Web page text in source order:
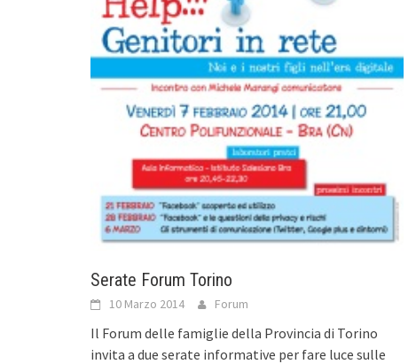
Serate Forum Torino
10 Marzo 2014 Forum
Il Forum delle famiglie della Provincia di Torino
invita a due serate informative per fare luce sulle